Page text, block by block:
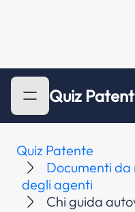
Quiz
Quiz Patente
Documenti da
degli agenti
Chi guida